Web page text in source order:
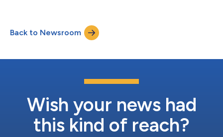
中包括安大略省教师退休金计划委员会(Ontario Teachers’
Pension Plan Board)、Index Ventures和Balderton Capital。
ComplyAdvantage将利用这项新投资来推进其目前所经历的快速
与反洗钱(AML)、了解你的客户(KYC)和更广泛的金融犯罪有关的
其中包括美国加密货币交易所Gemini、澳大利亚支付应用Beem It
和英国颇为成功的挑战者银行(challenger bank)之一OakN...
Back to Newsroom
Wish your news had
this kind of reach?